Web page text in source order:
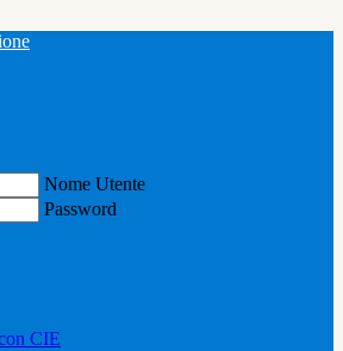
Nome Utente
Password
CIE